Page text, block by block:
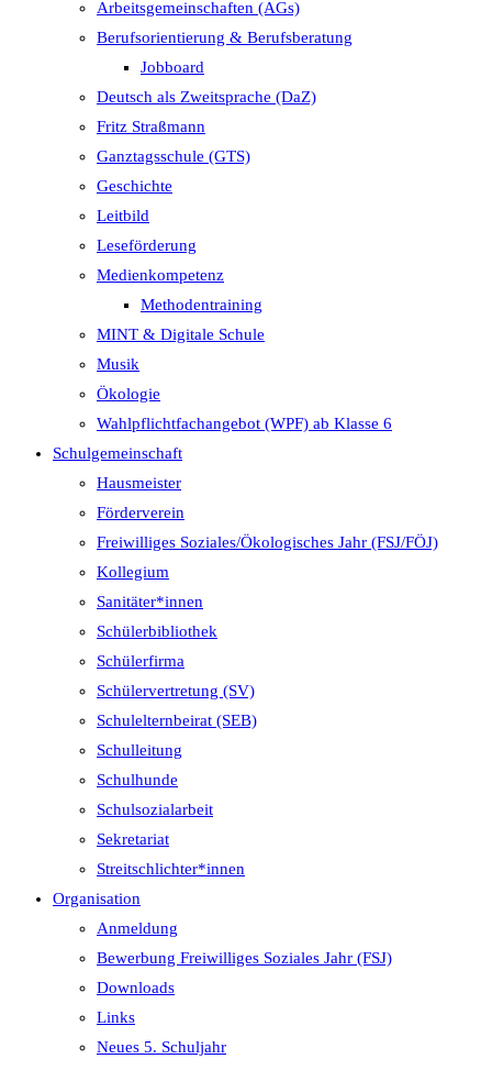
Arbeitsgemeinschaften (AGs)
Berufsorientierung & Berufsberatung
Jobboard
Deutsch als Zweitsprache (DaZ)
Fritz Straßmann
Ganztagsschule (GTS)
Geschichte
Leitbild
Leseförderung
Medienkompetenz
Methodentraining
MINT & Digitale Schule
Musik
Ökologie
Wahlpflichtfachangebot (WPF) ab Klasse 6
Schulgemeinschaft
Hausmeister
Förderverein
Freiwilliges Soziales/Ökologisches Jahr (FSJ/FÖJ)
Kollegium
Sanitäter*innen
Schülerbibliothek
Schülerfirma
Schülervertretung (SV)
Schulelternbeirat (SEB)
Schulleitung
Schulhunde
Schulsozialarbeit
Sekretariat
Streitschlichter*innen
Organisation
Anmeldung
Bewerbung Freiwilliges Soziales Jahr (FSJ)
Downloads
Links
Neues 5. Schuljahr